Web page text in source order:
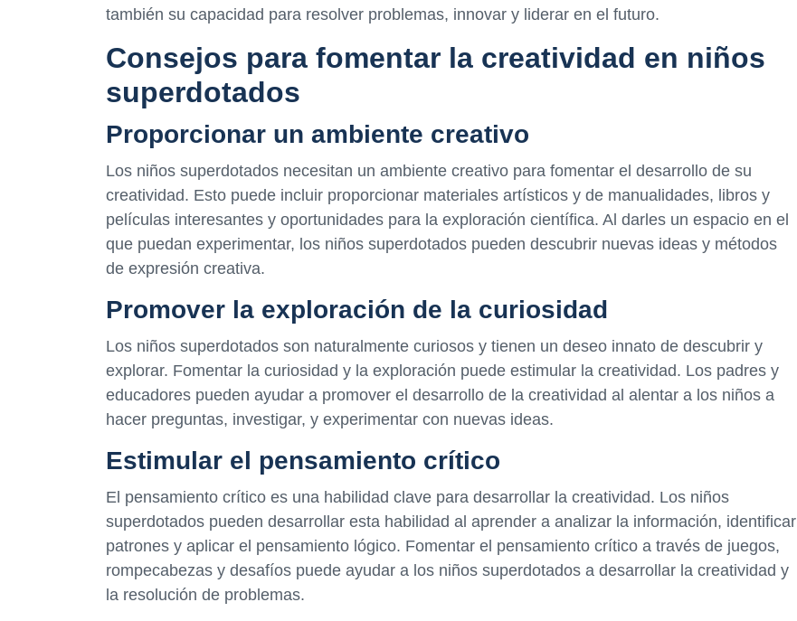
también su capacidad para resolver problemas, innovar y liderar en el futuro.
Consejos para fomentar la creatividad en niños
superdotados
Proporcionar un ambiente creativo
Los niños superdotados necesitan un ambiente creativo para fomentar el desarrollo de su
creatividad. Esto puede incluir proporcionar materiales artísticos y de manualidades, libros y
películas interesantes y oportunidades para la exploración científica. Al darles un espacio en el
que puedan experimentar, los niños superdotados pueden descubrir nuevas ideas y métodos
de expresión creativa.
Promover la exploración de la curiosidad
Los niños superdotados son naturalmente curiosos y tienen un deseo innato de descubrir y
explorar. Fomentar la curiosidad y la exploración puede estimular la creatividad. Los padres y
educadores pueden ayudar a promover el desarrollo de la creatividad al alentar a los niños a
hacer preguntas, investigar, y experimentar con nuevas ideas.
Estimular el pensamiento crítico
El pensamiento crítico es una habilidad clave para desarrollar la creatividad. Los niños
superdotados pueden desarrollar esta habilidad al aprender a analizar la información, identificar
patrones y aplicar el pensamiento lógico. Fomentar el pensamiento crítico a través de juegos,
rompecabezas y desafíos puede ayudar a los niños superdotados a desarrollar la creatividad y
la resolución de problemas.